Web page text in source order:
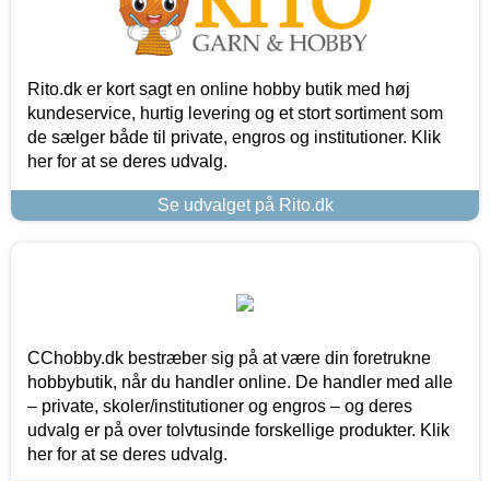
Rito.dk er kort sagt en online hobby butik med høj
kundeservice, hurtig levering og et stort sortiment som
de sælger både til private, engros og institutioner. Klik
her for at se deres udvalg.
Se udvalget på Rito.dk
CChobby.dk bestræber sig på at være din foretrukne
hobbybutik, når du handler online. De handler med alle
– private, skoler/institutioner og engros – og deres
udvalg er på over tolvtusinde forskellige produkter. Klik
her for at se deres udvalg.